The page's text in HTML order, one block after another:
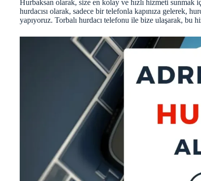
Hurbaksan olarak, size en kolay ve hızlı hizmeti sunmak
hurdacısı olarak, sadece bir telefonla kapınıza gelerek,
yapıyoruz. Torbalı hurdacı telefonu ile bize ulaşarak, bu